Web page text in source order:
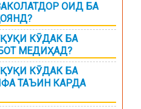
ОИД БА
КӮДАК БА
МЕДИҲАД?
КӮДАК БА
ТАЪИН КАРДА